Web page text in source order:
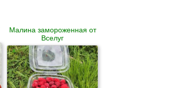
Малина замороженная от
Вселуг
X